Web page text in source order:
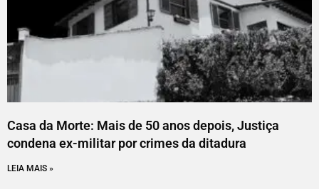
Casa da Morte: Mais de 50 anos depois, Justiça
condena ex-militar por crimes da ditadura
LEIA MAIS »